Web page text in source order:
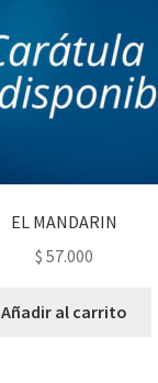
EL MANDARIN
$ 57.000
Añadir al carrito